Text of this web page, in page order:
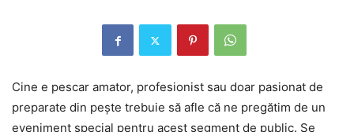
Cine e pescar amator, profesionist sau doar pasionat de
preparate din peşte trebuie să afle că ne pregătim de un
eveniment special pentru acest segment de public. Se